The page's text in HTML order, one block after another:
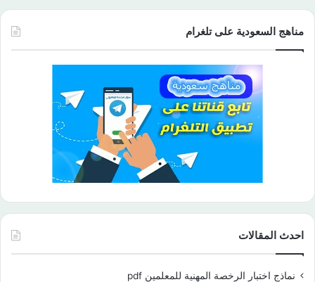
مناهج السعودية على تلغرام
احدث المقالات
نماذج اختبار الرخصة المهنية للمعلمين pdf